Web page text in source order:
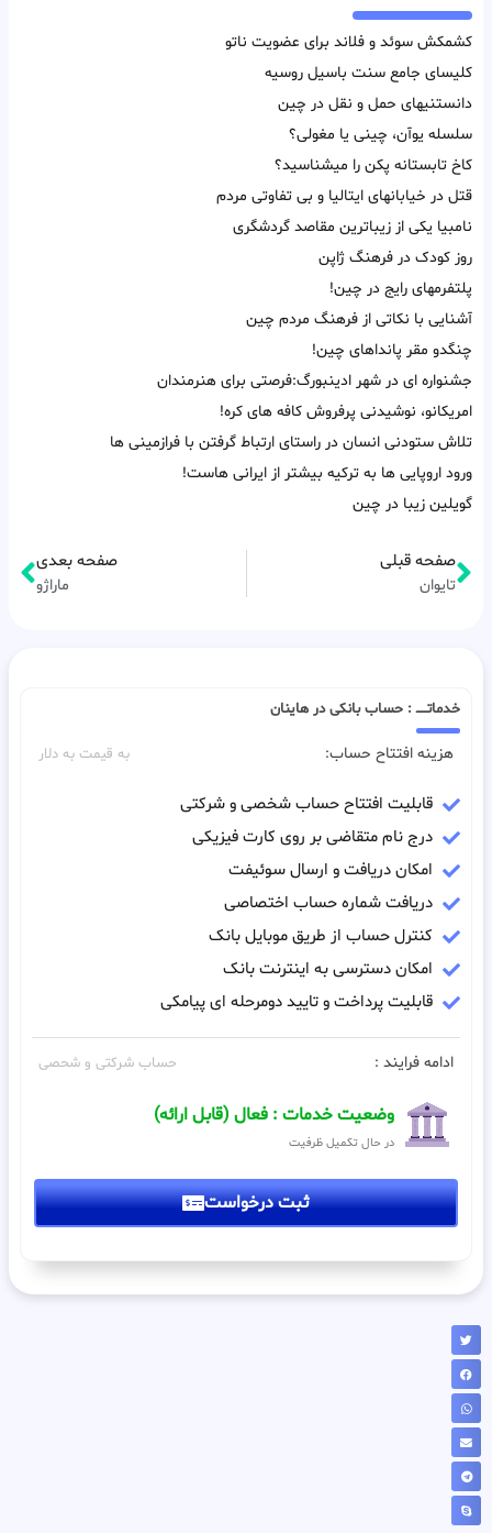
کشمکش سوئد و فلاند برای عضویت ناتو
کلیسای جامع سنت باسیل روسیه
دانستنیهای حمل و نقل در چین
سلسله یوآن، چینی یا مغولی؟
کاخ تابستانه پکن را میشناسید؟
قتل در خیابانهای ایتالیا و بی تفاوتی مردم
نامبیا یکی از زیباترین مقاصد گردشگری
روز کودک در فرهنگ ژاپن
پلتفرمهای رایج در چین!
آشنایی با نکاتی از فرهنگ مردم چین
چنگدو مقر پانداهای چین!
جشنواره ای در شهر ادینبورگ:فرصتی برای هنرمندان
امریکانو، نوشیدنی پرفروش کافه های کره!
تلاش ستودنی انسان در راستای ارتباط گرفتن با فرازمینی ها
ورود اروپایی ها به ترکیه بیشتر از ایرانی هاست!
گویلین زیبا در چین
صفحه قبلی
تایوان
صفحه بعدی
ماراژو
خدماتـــــ : حساب بانکی در هاینان
هزینه افتتاح حساب: به قیمت به دلار
قابلیت افتتاح حساب شخصی و شرکتی
درج نام متقاضی بر روی کارت فیزیکی
امکان دریافت و ارسال سوئیفت
دریافت شماره حساب اختصاصی
کنترل حساب از طریق موبایل بانک
امکان دسترسی به اینترنت بانک
قابلیت پرداخت و تایید دومرحله ای پیامکی
ادامه فرایند : حساب شرکتی و شحصی
وضعیت خدمات : فعال (قابل ارائه)
در حال تکمیل ظرفیت
ثبت درخواست